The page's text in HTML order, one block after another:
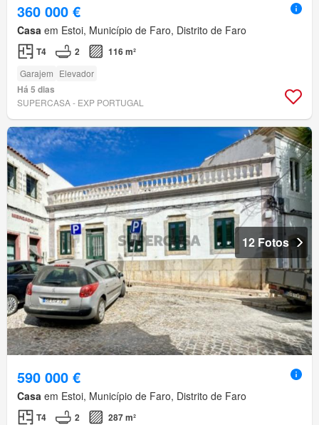
360 000 €
Casa em Estoi, Município de Faro, Distrito de Faro
T4 2 116 m²
Garajem Elevador
Há 5 dias
SUPERCASA - EXP PORTUGAL
12 Fotos
590 000 €
Casa em Estoi, Município de Faro, Distrito de Faro
T4 2 287 m²